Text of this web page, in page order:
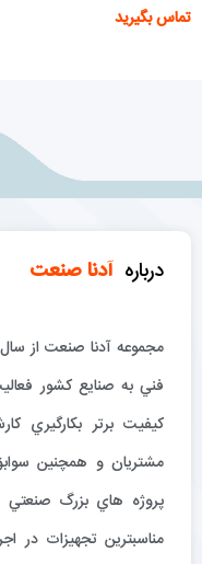
تماس بگیرید
درباره آدنا صنعت
فني به صنايع كشور
كيفيت برتر بكارگيري
مشتريان و همچنين
پروژه هاي بزرگ صنعتي
مناسبترين تجهيزات در